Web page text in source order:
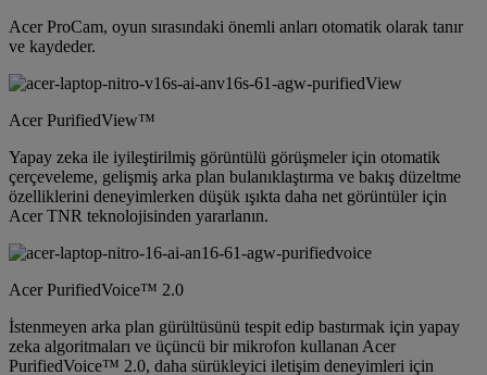
Acer ProCam, oyun sırasındaki önemli anları otomatik olarak tanır
ve kaydeder.
Acer PurifiedView™
Yapay zeka ile iyileştirilmiş görüntülü görüşmeler için otomatik
çerçeveleme, gelişmiş arka plan bulanıklaştırma ve bakış düzeltme
özelliklerini deneyimlerken düşük ışıkta daha net görüntüler için
Acer TNR teknolojisinden yararlanın.
Acer PurifiedVoice™ 2.0
İstenmeyen arka plan gürültüsünü tespit edip bastırmak için yapay
zeka algoritmaları ve üçüncü bir mikrofon kullanan Acer
PurifiedVoice™ 2.0, daha sürükleyici iletişim deneyimleri için